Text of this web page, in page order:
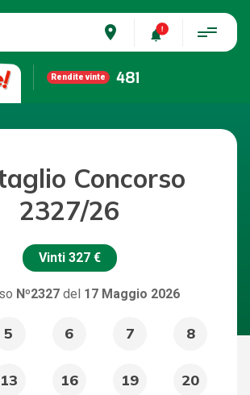
place
Rendite vinte 481
Concorso
2327/26
Vinti 327 €
Nº2327 del 17 Maggio 2026
5 6 7 8
13 16 19 20